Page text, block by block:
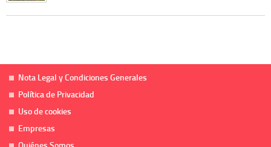
Nota Legal y Condiciones Generales
Política de Privacidad
Uso de cookies
Empresas